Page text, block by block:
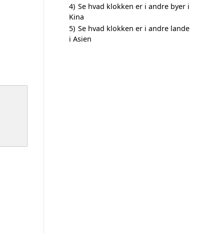
4) Se hvad klokken er i andre byer i
Kina
5) Se hvad klokken er i andre lande
i Asien